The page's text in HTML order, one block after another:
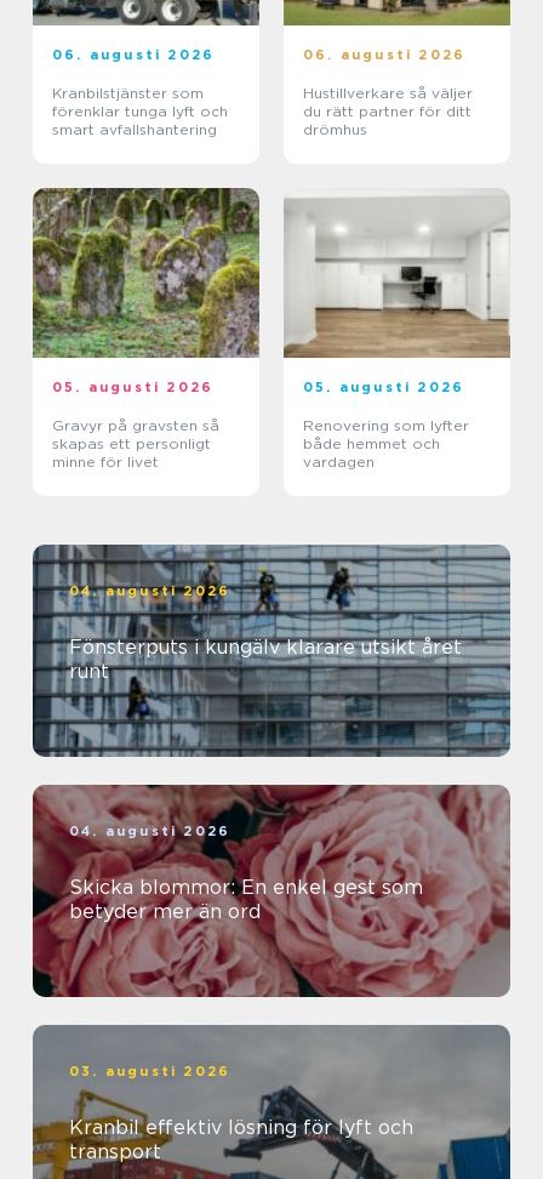
06. augusti 2026
Kranbilstjänster som
förenklar tunga lyft och
smart avfallshantering
06. augusti 2026
Hustillverkare så väljer
du rätt partner för ditt
drömhus
05. augusti 2026
Gravyr på gravsten så
skapas ett personligt
minne för livet
05. augusti 2026
Renovering som lyfter
både hemmet och
vardagen
04. augusti 2026
Fönsterputs i kungälv klarare utsikt året
runt
04. augusti 2026
Skicka blommor: En enkel gest som
betyder mer än ord
03. augusti 2026
Kranbil effektiv lösning för lyft och
transport